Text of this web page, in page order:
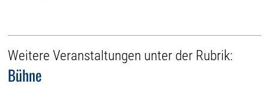
Weitere Veranstaltungen unter der Rubrik:
Bühne